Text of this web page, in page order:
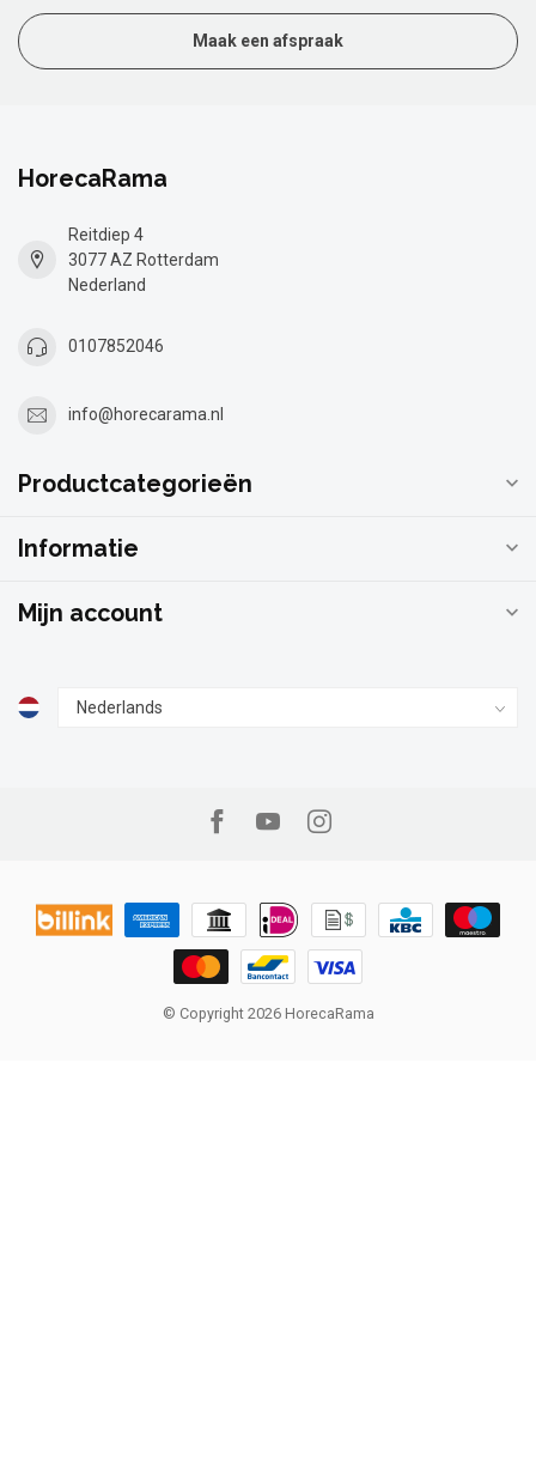
Maak een afspraak
HorecaRama
Reitdiep 4
3077 AZ Rotterdam
Nederland
0107852046
info@horecarama.nl
Productcategorieën
Informatie
Mijn account
© Copyright 2026 HorecaRama